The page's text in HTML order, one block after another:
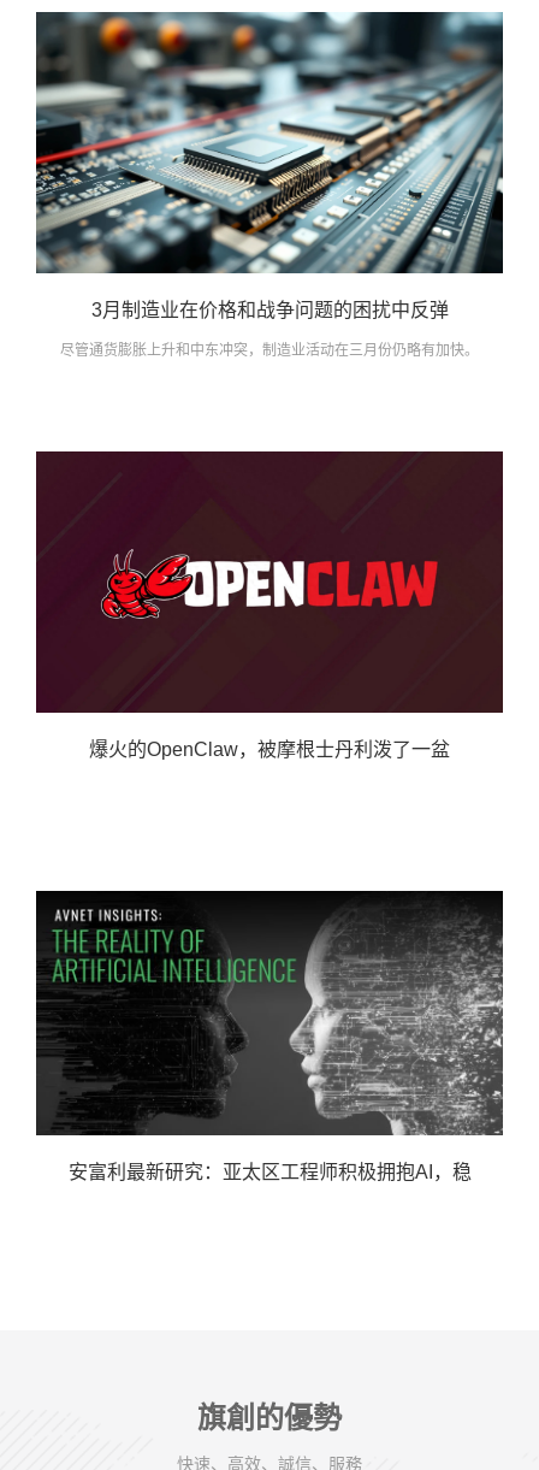
3月制造业在价格和战争问题的困扰中反弹
尽管通货膨胀上升和中东冲突，制造业活动在三月份仍略有加快。
爆火的OpenClaw，被摩根士丹利泼了一盆
安富利最新研究：亚太区工程师积极拥抱AI，稳
旗創的優勢
快速、高效、誠信、服務